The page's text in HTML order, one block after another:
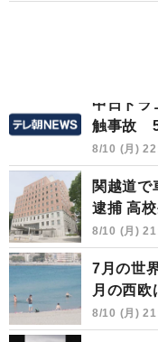
中日ドラ
触事故
8/10 (月)
関越道
逮捕 高
8/10 (月)
7月の世
月の西
8/10 (月)